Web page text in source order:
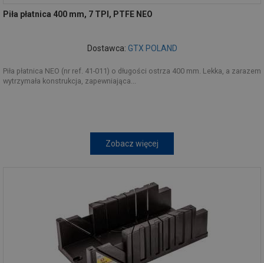
Piła płatnica 400 mm, 7 TPI, PTFE NEO
Dostawca: GTX POLAND
Piła płatnica NEO (nr ref. 41-011) o długości ostrza 400 mm. Lekka, a zarazem
wytrzymała konstrukcja, zapewniająca...
Zobacz więcej